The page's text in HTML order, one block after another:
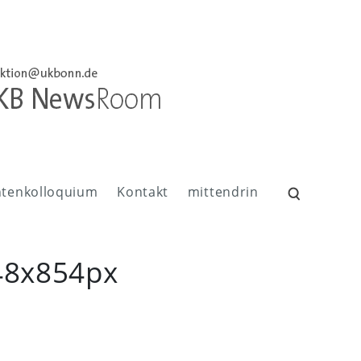
Kontakt mittendrin
Suchen